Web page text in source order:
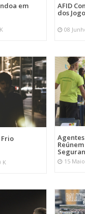
em AFID
dos
08
K 15